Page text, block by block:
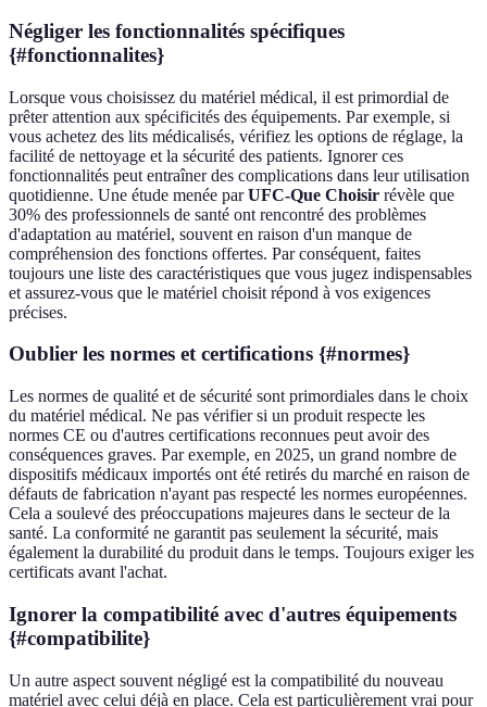
Négliger les fonctionnalités spécifiques
{#fonctionnalites}
Lorsque vous choisissez du matériel médical, il est primordial de
prêter attention aux spécificités des équipements. Par exemple, si
vous achetez des lits médicalisés, vérifiez les options de réglage, la
facilité de nettoyage et la sécurité des patients. Ignorer ces
fonctionnalités peut entraîner des complications dans leur utilisation
quotidienne. Une étude menée parUFC-Que Choisir révèle que
30% des professionnels de santé ont rencontré des problèmes
d'adaptation au matériel, souvent en raison d'un manque de
compréhension des fonctions offertes. Par conséquent, faites
toujours une liste des caractéristiques que vous jugez indispensables
et assurez-vous que le matériel choisit répond à vos exigences
précises.
Oublier les normes et certifications {#normes}
Les normes de qualité et de sécurité sont primordiales dans le choix
du matériel médical. Ne pas vérifier si un produit respecte les
normes CE ou d'autres certifications reconnues peut avoir des
conséquences graves. Par exemple, en 2025, un grand nombre de
dispositifs médicaux importés ont été retirés du marché en raison de
défauts de fabrication n'ayant pas respecté les normes européennes.
Cela a soulevé des préoccupations majeures dans le secteur de la
santé. La conformité ne garantit pas seulement la sécurité, mais
également la durabilité du produit dans le temps. Toujours exiger les
certificats avant l'achat.
Ignorer la compatibilité avec d'autres équipements
{#compatibilite}
Un autre aspect souvent négligé est la compatibilité du nouveau
matériel avec celui déjà en place. Cela est particulièrement vrai pour